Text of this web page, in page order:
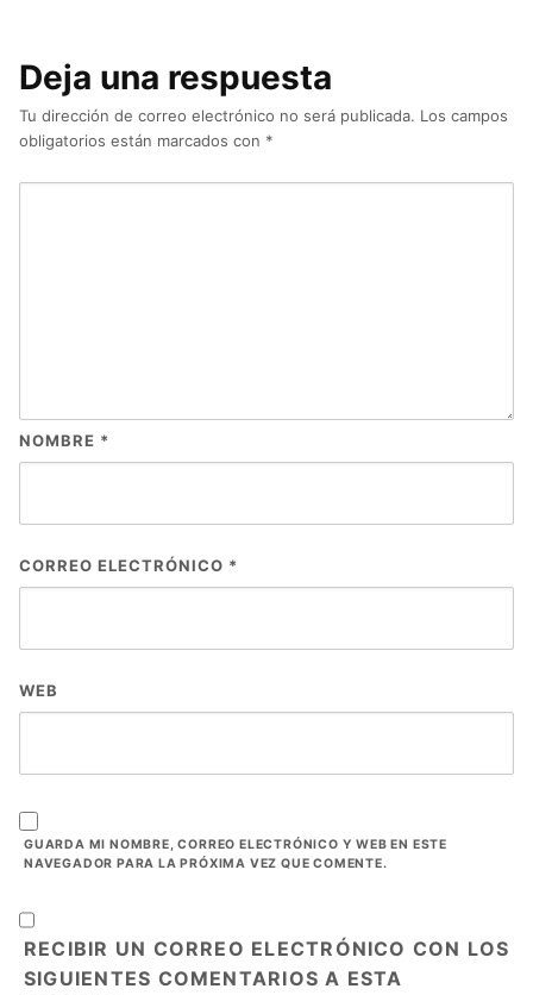
Deja una respuesta
Tu dirección de correo electrónico no será publicada. Los campos
obligatorios están marcados con *
NOMBRE *
CORREO ELECTRÓNICO *
WEB
GUARDA MI NOMBRE, CORREO ELECTRÓNICO Y WEB EN ESTE
NAVEGADOR PARA LA PRÓXIMA VEZ QUE COMENTE.
RECIBIR UN CORREO ELECTRÓNICO CON LOS
SIGUIENTES COMENTARIOS A ESTA